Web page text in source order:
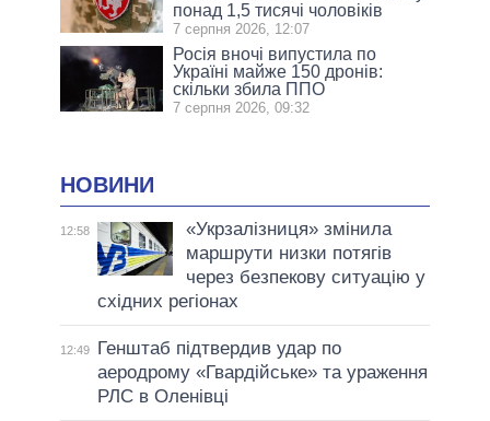
понад 1,5 тисячі чоловіків
7 серпня 2026, 12:07
Росія вночі випустила по
Україні майже 150 дронів:
скільки збила ППО
7 серпня 2026, 09:32
НОВИНИ
12:58
«Укрзалізниця» змінила
маршрути низки потягів
через безпекову ситуацію у
східних регіонах
12:49
Генштаб підтвердив удар по
аеродрому «Гвардійське» та ураження
РЛС в Оленівці